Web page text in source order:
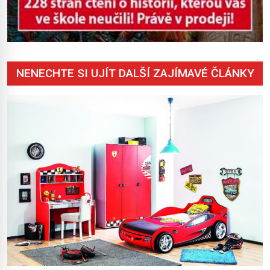
NENECHTE SI UJÍT DALŠÍ ZAJÍMAVÉ ČLÁNKY